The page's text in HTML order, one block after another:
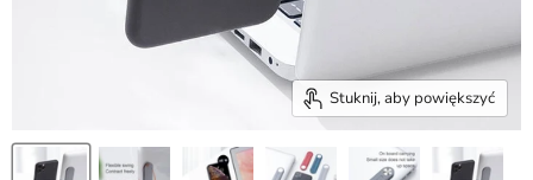
Stuknij, aby powiększyć